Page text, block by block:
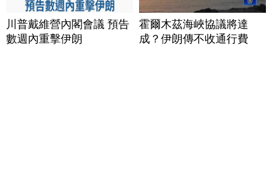
川普戴維營內閣會議 預告
數週內重擊伊朗
霍爾木茲海峽協議將達
成？伊朗傳不收通行費